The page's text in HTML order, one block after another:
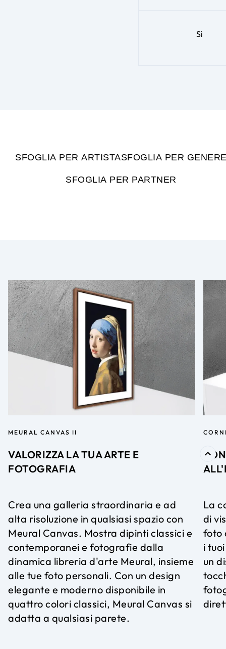
Sì
SFOGLIA PER ARTISTASFOGLIA PER
SFOGLIA PER PARTNER
MEURAL CANVAS II
VALORIZZA LA TUA ARTE E
FOTOGRAFIA
Crea una galleria straordinaria e ad
alta risoluzione in qualsiasi spazio con
Meural Canvas. Mostra dipinti classici e
contemporanei e fotografie dalla
dinamica libreria d'arte Meural, insieme
alle tue foto personali. Con un design
elegante e moderno disponibile in
quattro colori classici, Meural Canvas si
adatta a qualsiasi parete.
La
di
foto
i
un